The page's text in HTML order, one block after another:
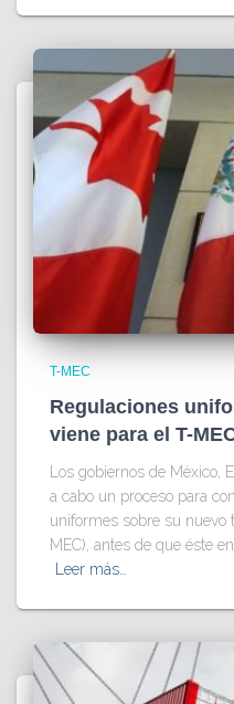
T-MEC
Regulaciones
viene para el T-
Los gobiernos de México,
a cabo un proceso para
uniformes sobre su nuevo
MEC), antes de que éste
Leer más…